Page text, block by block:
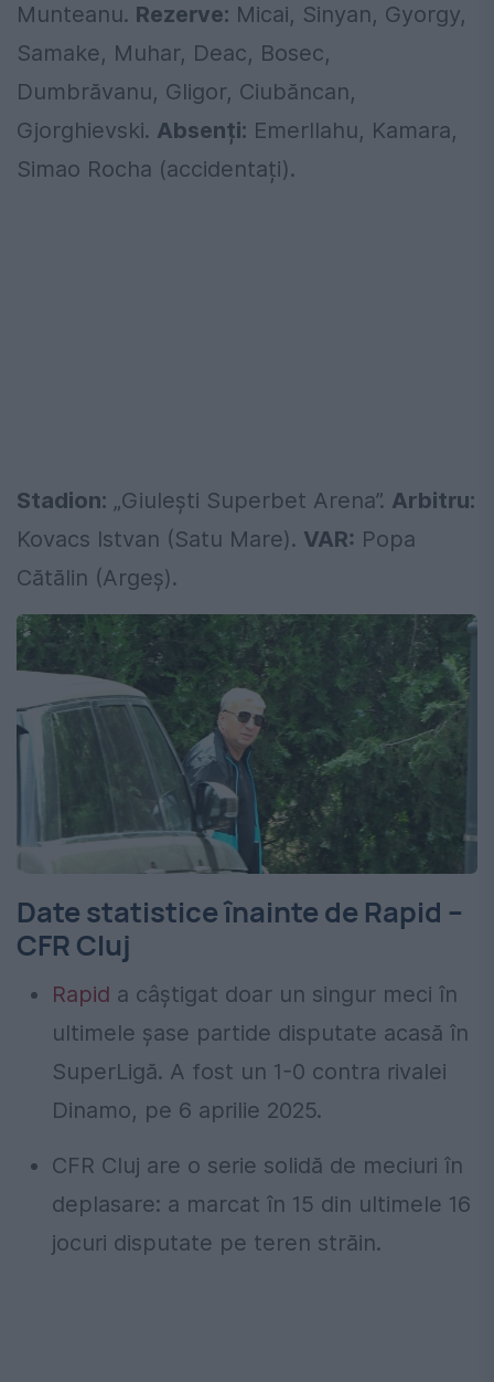
Munteanu. Rezerve: Micai, Sinyan, Gyorgy,
Samake, Muhar, Deac, Bosec,
Dumbrăvanu, Gligor, Ciubăncan,
Gjorghievski. Absenți: Emerllahu, Kamara,
Simao Rocha (accidentați).
Stadion: „Giulești Superbet Arena”. Arbitru:
Kovacs Istvan (Satu Mare). VAR: Popa
Cătălin (Argeș).
Date statistice înainte de Rapid –
CFR Cluj
Rapid a câștigat doar un singur meci în
ultimele șase partide disputate acasă în
SuperLigă. A fost un 1-0 contra rivalei
Dinamo, pe 6 aprilie 2025.
CFR Cluj are o serie solidă de meciuri în
deplasare: a marcat în 15 din ultimele 16
jocuri disputate pe teren străin.